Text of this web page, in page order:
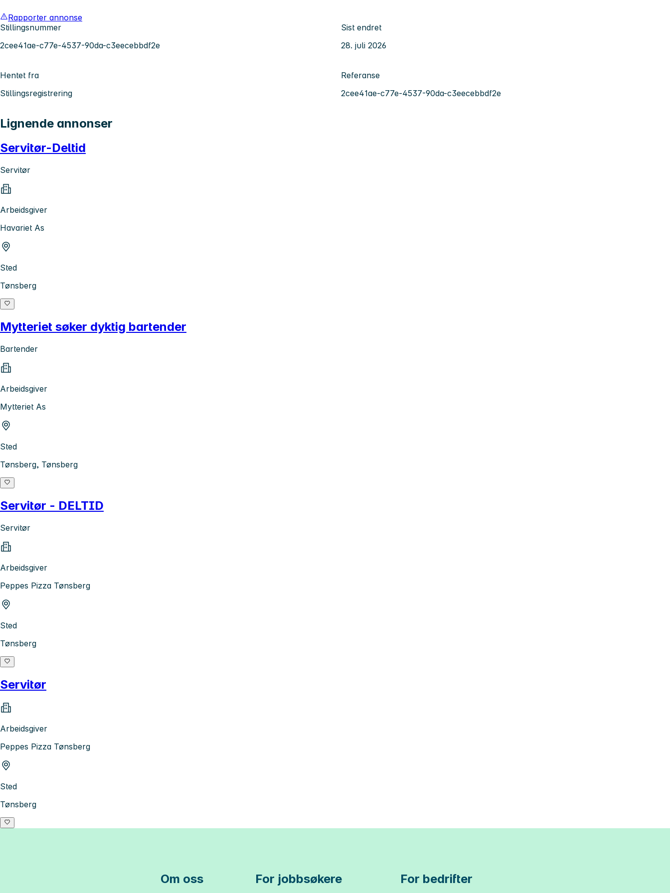
Rapporter annonse
Stillingsnummer
2cee41ae-c77e-4537-90da-c3eecebbdf2e
Sist endret
28. juli 2026
Hentet fra
Stillingsregistrering
Referanse
2cee41ae-c77e-4537-90da-c3eecebbdf2e
Lignende annonser
Servitør-Deltid
Servitør
Arbeidsgiver
Havariet As
Sted
Tønsberg
Mytteriet søker dyktig bartender
Bartender
Arbeidsgiver
Mytteriet As
Sted
Tønsberg, Tønsberg
Servitør - DELTID
Servitør
Arbeidsgiver
Peppes Pizza Tønsberg
Sted
Tønsberg
Servitør
Arbeidsgiver
Peppes Pizza Tønsberg
Sted
Tønsberg
Om oss For jobbsøkere For bedrifter